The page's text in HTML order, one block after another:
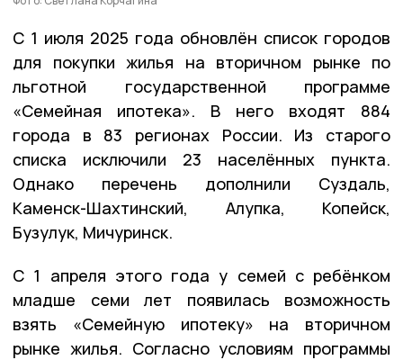
С 1 июля 2025 года обновлён список городов
для покупки жилья на вторичном рынке по
льготной государственной программе
«Семейная ипотека». В него входят 884
города в 83 регионах России. Из старого
списка исключили 23 населённых пункта.
Однако перечень дополнили Суздаль,
Каменск-Шахтинский, Алупка, Копейск,
Бузулук, Мичуринск.
С 1 апреля этого года у семей с ребёнком
младше семи лет появилась возможность
взять «Семейную ипотеку» на вторичном
рынке жилья. Согласно условиям программы